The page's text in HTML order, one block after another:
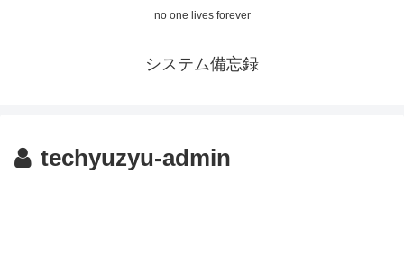
no one lives forever
システム備忘録
techyuzyu-admin